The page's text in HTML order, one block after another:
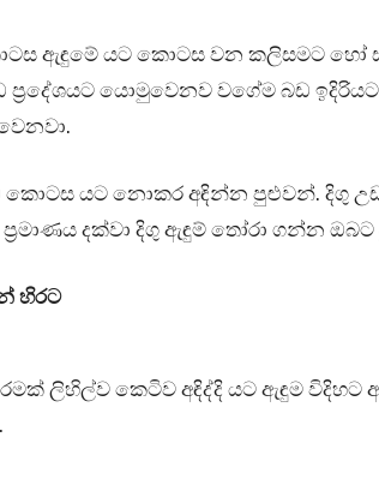
ඇඳුමේ යට කොටස වන කලිසමට හෝ
යොමුවෙනව වගේම බඩ
කොටස යට නොකර අඳින්න පුළුවන්. දිගු
ප්‍රමාණය දක්වා දිගු ඇඳුම් තෝරා ගන්න
හිරට
ලිහිල්ව කෙටිව අඳිද්දි යට ඇඳුම විදිහට